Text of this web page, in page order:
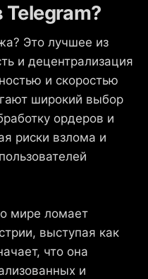
Telegram?
Это лучшее из
и децентрализация
и скоростью
широкий выбор
ордеров и
риски взлома и
мире ломает
выступая как
что она
и